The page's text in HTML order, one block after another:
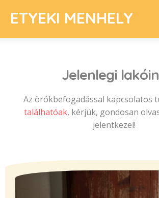
ETYEKI MENHELY
Jelenlegi
Az örökbefogadással kapcsolatos
találhatóak, kérjük, gondosan
jelentkezel!